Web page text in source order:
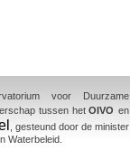
voor Duurzame
tussen hetOIVO en
, gesteund door de minister
Waterbeleid.